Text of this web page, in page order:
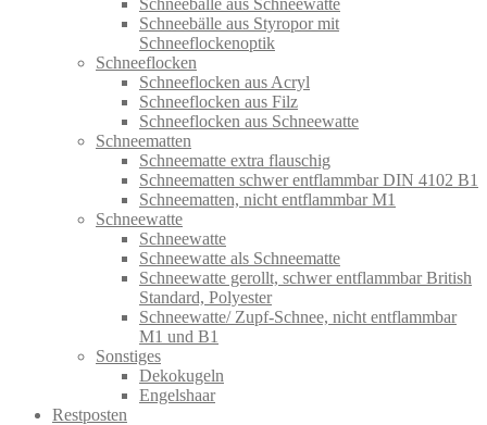
Schneebälle aus Styropor mit
Schneeflockenoptik
Schneeflocken
Schneeflocken aus Acryl
Schneeflocken aus Filz
Schneeflocken aus Schneewatte
Schneematten
Schneematte extra flauschig
Schneematten schwer entflammbar DIN 4102 B1
Schneematten, nicht entflammbar M1
Schneewatte
Schneewatte
Schneewatte als Schneematte
Schneewatte gerollt, schwer entflammbar British
Standard, Polyester
Schneewatte/ Zupf-Schnee, nicht entflammbar
M1 und B1
Sonstiges
Dekokugeln
Engelshaar
Restposten